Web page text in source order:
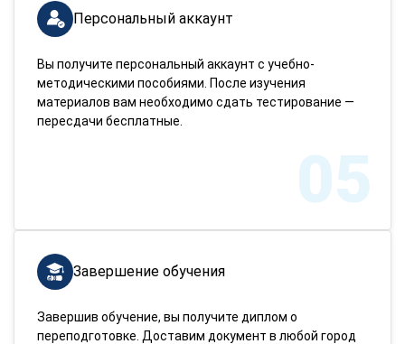
Персональный аккаунт
Вы получите персональный аккаунт с учебно-
методическими пособиями. После изучения
материалов вам необходимо сдать тестирование —
пересдачи бесплатные.
05
Завершение обучения
Завершив обучение, вы получите диплом о
переподготовке. Доставим документ в любой город